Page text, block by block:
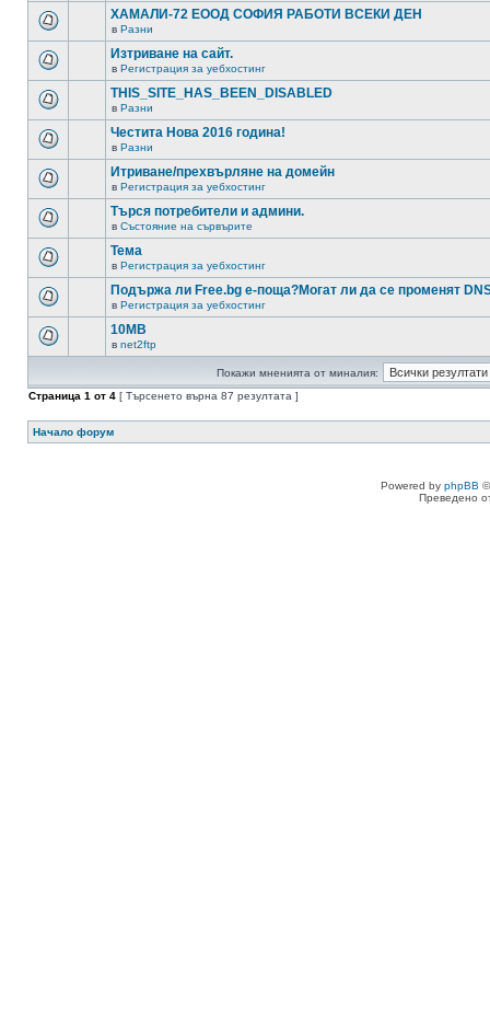
ХАМАЛИ-72 ЕООД СОФИЯ РАБОТИ ВСЕКИ ДЕН
в Разни
Изтриване на сайт.
в Регистрация за уебхостинг
THIS_SITE_HAS_BEEN_DISABLED
в Разни
Честита Нова 2016 година!
в Разни
Итриване/прехвърляне на домейн
в Регистрация за уебхостинг
Търся потребители и админи.
в Състояние на сървърите
Тема
в Регистрация за уебхостинг
Подържа ли Free.bg е-поща?Могат ли да се променят
в Регистрация за уебхостинг
10MB
в net2ftp
Покажи мненията от миналия:
Страница 1 от 4 [ Търсенето върна 87 резултата ]
Начало форум
Powered by phpBB
Преведено